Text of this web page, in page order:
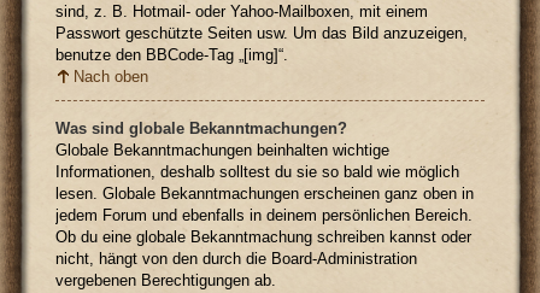
sind, z. B. Hotmail- oder Yahoo-Mailboxen, mit einem
Passwort geschützte Seiten usw. Um das Bild anzuzeigen,
benutze den BBCode-Tag „[img]“.
Nach oben
Was sind globale Bekanntmachungen?
Globale Bekanntmachungen beinhalten wichtige
Informationen, deshalb solltest du sie so bald wie möglich
lesen. Globale Bekanntmachungen erscheinen ganz oben in
jedem Forum und ebenfalls in deinem persönlichen Bereich.
Ob du eine globale Bekanntmachung schreiben kannst oder
nicht, hängt von den durch die Board-Administration
vergebenen Berechtigungen ab.